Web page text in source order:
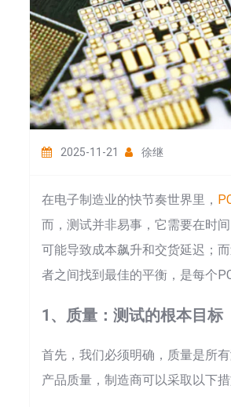
2025-11-21 徐继
在电子制造业的快节奏世界里，
而，测试并非易事，它需要在时
可能导致成本飙升和交货延迟；
者之间找到最佳的平衡，是每个
1、质量：测试的根本目标
首先，我们必须明确，质量是所
产品质量，制造商可以采取以下措